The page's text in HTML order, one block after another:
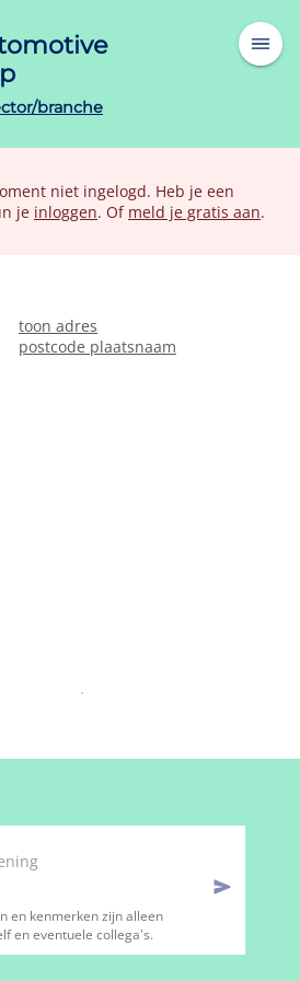
branche
niet ingelogd. Heb je een
je inloggen. Of meld je gratis aan.
toon adres
postcode plaatsnaam
en kenmerken zijn alleen
en eventuele collega's.